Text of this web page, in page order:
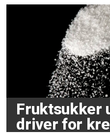
Fruktsukker
driver for